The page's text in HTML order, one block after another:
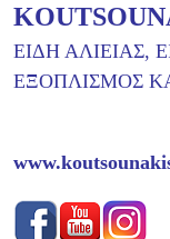
ΕΙΔΗ ΑΛΙΕΙΑΣ,
ΕΞΟΠΛΙΣΜΟΣ